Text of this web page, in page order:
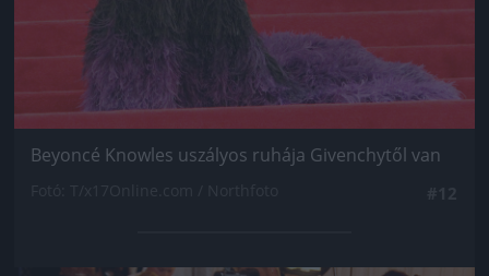
Beyoncé Knowles uszályos ruhája Givenchytől van